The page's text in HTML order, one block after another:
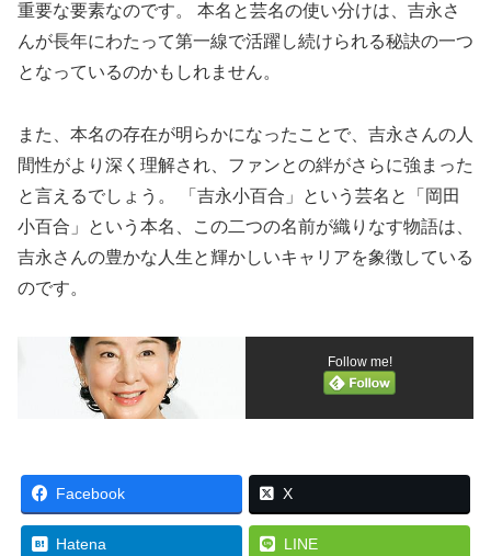
重要な要素なのです。 本名と芸名の使い分けは、吉永さ
んが長年にわたって第一線で活躍し続けられる秘訣の一つ
となっているのかもしれません。
また、本名の存在が明らかになったことで、吉永さんの人
間性がより深く理解され、ファンとの絆がさらに強まった
と言えるでしょう。 「吉永小百合」という芸名と「岡田
小百合」という本名、この二つの名前が織りなす物語は、
吉永さんの豊かな人生と輝かしいキャリアを象徴している
のです。
Follow me!
Facebook X
Hatena LINE